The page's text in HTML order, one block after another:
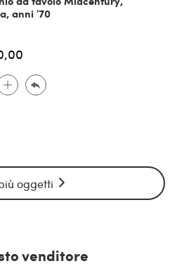
anni '70
oggetti
venditore